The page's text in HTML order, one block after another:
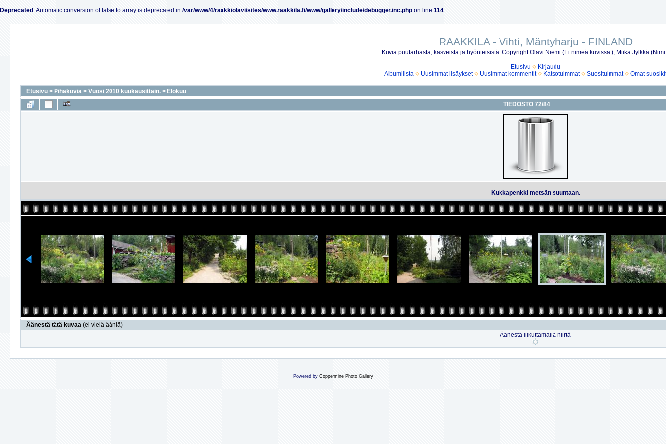
Deprecated : Automatic conversion of false to array is deprecated in /var/www/4/raakkiolavi/sites/www.raakkila.fi/www/gallery/include/debugger.inc.php on line 114
RAAKKILA - Vihti, Mäntyharju - FINLAND
Kuvia puutarhasta, kasveista ja hyönteisistä. Copyright Olavi Niemi (Ei nimeä kuvissa.), Miika Jylkkä
Etusivu
Kirjaudu
Albumilista
Uusimmat lisäykset Uusimmat kommentit Katsotuimmat Suosituimmat Omat suosikit
Etusivu > Pihakuvia > Vuosi 2010 kuukausittain. > Elokuu
TIEDOSTO 72/84
Kukkapenkki metsän suuntaan.
Äänestä tätä kuvaa (ei vielä ääniä)
Äänestä liikuttamalla hiirtä
Powered by Coppermine Photo Gallery